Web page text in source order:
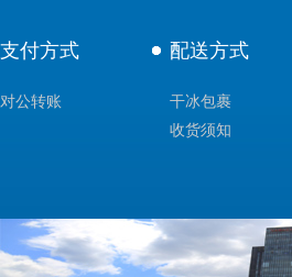
支付方式
对公转账
配送方式
干冰包裹
收货须知